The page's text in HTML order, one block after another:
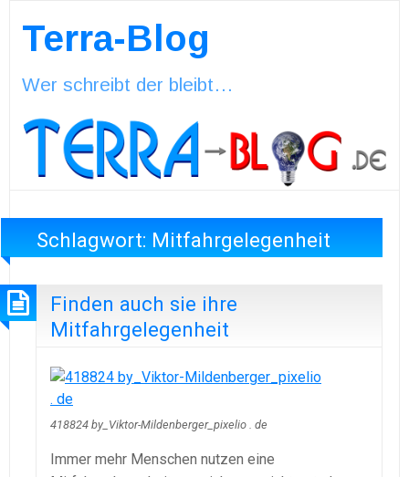
Terra-Blog
Wer schreibt der bleibt…
Schlagwort: Mitfahrgelegenheit
Finden auch sie ihre
Mitfahrgelegenheit
418824 by_Viktor-Mildenberger_pixelio . de
Immer mehr Menschen nutzen eine